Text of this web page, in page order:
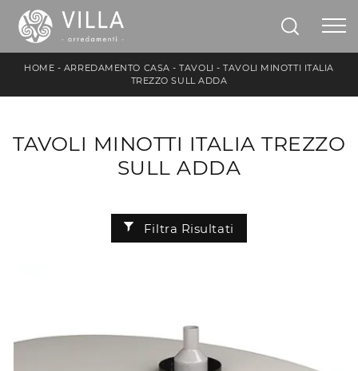
HOME - ARREDAMENTO CASA -TAVOLI -TAVOLI MINOTTI ITALIA
TREZZO SULL ADDA
TAVOLI MINOTTI ITALIA TREZZO
SULL ADDA
Filtra Risultati